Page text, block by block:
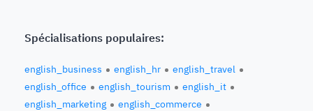
Spécialisations populaires:
english_business english_hr
english_travel
english_office
english_tourism
english_it
english_marketing
english_commerce